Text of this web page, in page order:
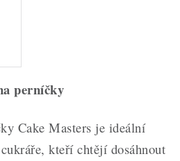
Moje objednávka
údajůperníčky
Cake Masters je ideální
kteří chtějí dosáhnout